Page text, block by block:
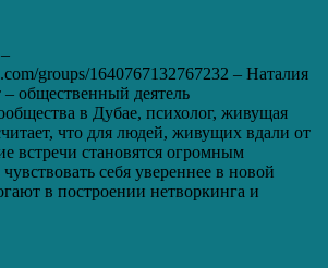
groups/1640767132767232 – Наталия
общественный деятель
в Дубае, психолог, живущая
что для людей, живущих вдали от
встречи становятся огромным
себя увереннее в новой
в построении нетворкинга и